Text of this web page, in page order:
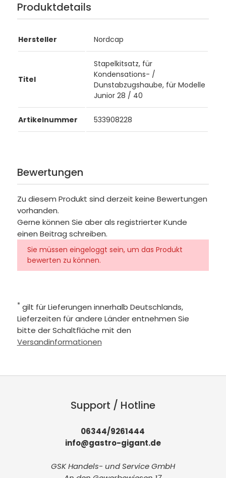
Produktdetails
Hersteller Nordcap
Titel
Stapelkitsatz, für
Kondensations- /
Dunstabzugshaube, für Modelle
Junior 28 / 40
Artikelnummer 533908228
Bewertungen
Zu diesem Produkt sind derzeit keine Bewertungen
vorhanden.
Gerne können Sie aber als registrierter Kunde
einen Beitrag schreiben.
Sie müssen eingeloggt sein, um das Produkt
bewerten zu können.
* gilt für Lieferungen innerhalb Deutschlands,
Lieferzeiten für andere Länder entnehmen Sie
bitte der Schaltfläche mit den
Versandinformationen
Support / Hotline
06344/9261444
info@gastro-gigant.de
GSK Handels- und Service GmbH